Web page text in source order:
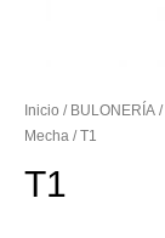
Inicio / BULONERÍA /
Mecha / T1
T1